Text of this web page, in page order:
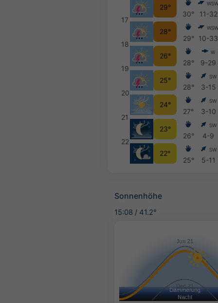
17
18
19
20
21
22
29°
28°
26°
25°
24°
23°
22°
30°
29°
28°
28°
27°
26°
25°
11-32
10-33
W
9-29
SW
3-15
SW
3-10
SW
4-9
SW
5-11
Sonnenhöhe
15:08 / 41.2°